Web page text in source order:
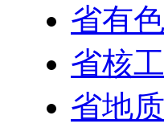
省有
省核
省地